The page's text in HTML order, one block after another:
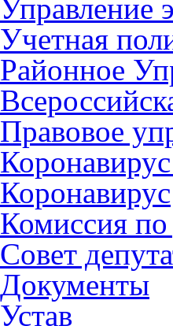
Управление
Учетная
Районное
Правовое
Коронавирус
Комиссия
Совет
Документы
Устав